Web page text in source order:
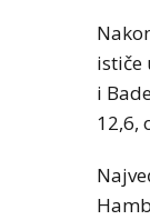
ističe
i
12,6,